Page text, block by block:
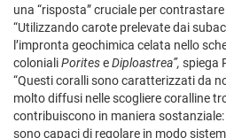
una “risposta” cruciale per
“Utilizzando carote prelevate dai
l’impronta geochimica celata nello
colonialiPoriteseDiploastrea”, spiega
“Questi coralli sonocaratterizzati da
molto diffusi nelle scogliere coralline
contribuiscono in maniera
sono capaci di regolare in modo